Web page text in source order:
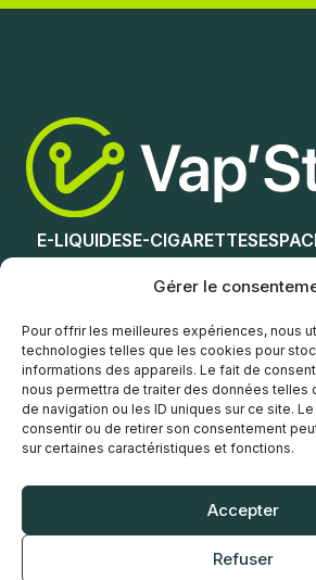
Gérer le
Pour offrir les meilleures expériences, nous
technologies telles que les cookies pour
informations des appareils. Le fait de
nous permettra de traiter des données telles
de navigation ou les ID uniques sur ce site.
consentir ou de retirer son consentement
sur certaines caractéristiques et fonctions.
Accepter
Refuser
E-LIQUIDESE-CIGARETTES
NOS MAGASINS
Service client
POLITIQUE DE
CONDITIONS GÉNÉRALES DE